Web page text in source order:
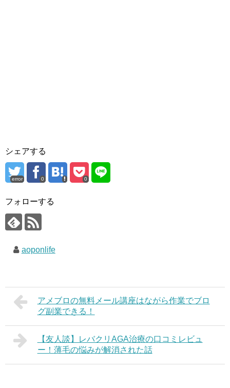
シェアする
error 0 0
フォローする
aoponlife
アメブロの無料メール講座はながら作業でブロ
グ副業できる！
【友人談】レバクリAGA治療の口コミレビュ
ー！薄毛の悩みが解消された話